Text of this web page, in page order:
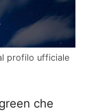
profilo ufficiale
che